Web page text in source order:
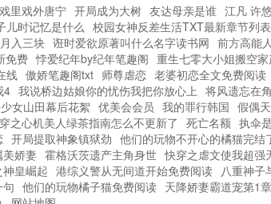
戏里戏外唐宁 开局成为大树 友达母亲是谁 江凡 许
儿时记忆是什么 校园女神反差生活TXT最新章节列表
入三块 诳时爱欲原著叫什么名字读书网 前方高能
免费 悖爱纪年by纪年笔趣阁 重生七零大小姐搬空
线 傲娇笔趣阁txt 师尊虐恋 老婆初恋全文免费阅读
4 我说桥边姑娘你的忧伤我把你放心上 将风遗忘在
女山田幕后花絮 优美会会员 我的罪行韩国 假偶
之心机美人绿茶指南怎么不更新了 死亡名额 执伞
开局提取神象镇狱劲 他们的玩物不开心的橘猫完结
美娇妻 霍格沃茨遗产主角身世 快穿之虐文使我超强
皇崛起 港综义警从无间道开始免费阅读 八重神子
他们的玩物橘子猫免费阅读 天降娇妻霸道宠第1章